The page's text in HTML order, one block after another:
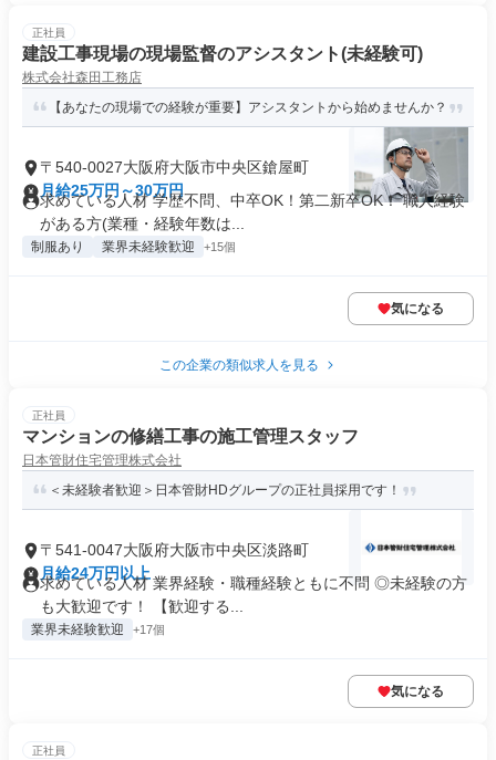
正社員
建設工事現場の現場監督のアシスタント(未経験可)
株式会社森田工務店
【あなたの現場での経験が重要】アシスタントから始めませんか？
〒540-0027大阪府大阪市中央区鎗屋町
月給25万円～30万円
求めている人材 学歴不問、中卒OK！第二新卒OK！ 職人経験
がある方(業種・経験年数は...
制服あり 業界未経験歓迎 +15個
気になる
この企業の類似求人を見る
正社員
マンションの修繕工事の施工管理スタッフ
日本管財住宅管理株式会社
＜未経験者歓迎＞日本管財HDグループの正社員採用です！
〒541-0047大阪府大阪市中央区淡路町
月給24万円以上
求めている人材 業界経験・職種経験ともに不問 ◎未経験の方
も大歓迎です！ 【歓迎する...
業界未経験歓迎 +17個
気になる
正社員